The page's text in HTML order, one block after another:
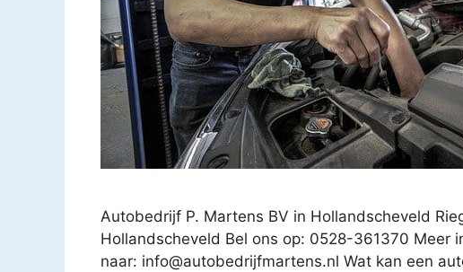
Autobedrijf P. Martens BV in Hollandscheveld
Hollandscheveld Bel ons op: 0528-361370 Meer
naar: info@autobedrijfmartens.nl Wat kan een